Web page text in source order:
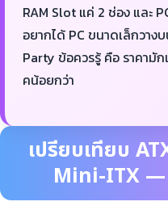
RAM Slot แค่ 2 ช่อง และ
อยากได้ PC ขนาดเล็กวาง
Party ข้อควรรู้ คือ ราคามั
คน้อยกว่า
เปรียบเทียบ
Mini-ITX —